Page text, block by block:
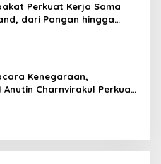
Perkuat Kerja Sama
dari Pangan hingga
Kenegaraan,
Anutin Charnvirakul Perkuat
Thailand